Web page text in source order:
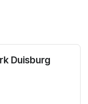
Duisburg